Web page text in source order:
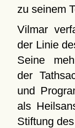
zu seinem
Vilmar
der Linie
Seine
der
und
als
Stiftung